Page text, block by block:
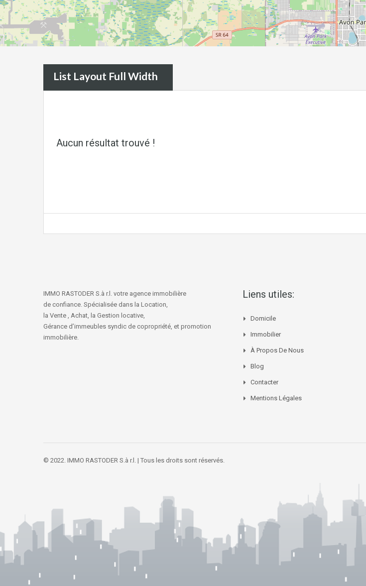
List Layout Full Width
Aucun résultat trouvé !
IMMO RASTODER S.à r.l. votre agence immobilière
de confiance. Spécialisée dans la Location,
la Vente , Achat, la Gestion locative,
Gérance d’immeubles syndic de copropriété, et promotion
immobilière.
Liens utiles:
Domicile
Immobilier
À Propos De Nous
Blog
Contacter
Mentions Légales
© 2022. IMMO RASTODER S.à r.l. | Tous les droits sont réservés.